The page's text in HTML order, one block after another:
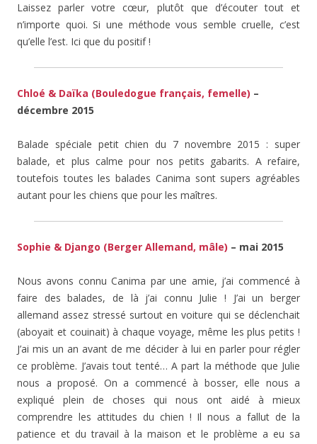
Laissez parler votre cœur, plutôt que d’écouter tout et
n’importe quoi. Si une méthode vous semble cruelle, c’est
qu’elle l’est. Ici que du positif !
Chloé & Daïka (Bouledogue français, femelle) –
décembre 2015
Balade spéciale petit chien du 7 novembre 2015 : super
balade, et plus calme pour nos petits gabarits. A refaire,
toutefois toutes les balades Canima sont supers agréables
autant pour les chiens que pour les maîtres.
Sophie & Django (Berger Allemand, mâle) – mai 2015
Nous avons connu Canima par une amie, j’ai commencé à
faire des balades, de là j’ai connu Julie ! J’ai un berger
allemand assez stressé surtout en voiture qui se déclenchait
(aboyait et couinait) à chaque voyage, même les plus petits !
J’ai mis un an avant de me décider à lui en parler pour régler
ce problème. J’avais tout tenté… A part la méthode que Julie
nous a proposé. On a commencé à bosser, elle nous a
expliqué plein de choses qui nous ont aidé à mieux
comprendre les attitudes du chien ! Il nous a fallut de la
patience et du travail à la maison et le problème a eu sa